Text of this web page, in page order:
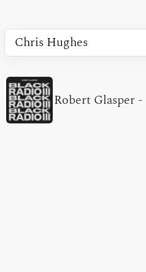
(extern länk)
Robert Glasper-